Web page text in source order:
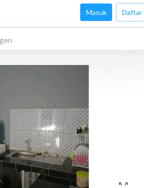
Masuk Daftar